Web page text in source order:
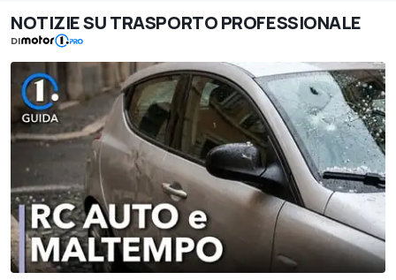
NOTIZIE SU TRASPORTO PROFESSIONALE
DI